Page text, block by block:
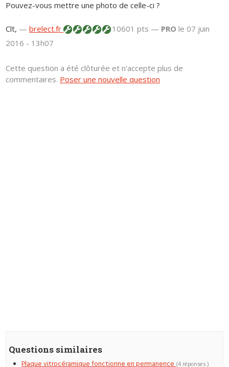
Pouvez-vous mettre une photo de celle-ci ?
Clt, —brelect.fr 10601 pts — PRO le 07 juin
2016 - 13h07
Cette question a été clôturée et n'accepte plus de
commentaires. Poser une nouvelle question
Questions similaires
Plaque vitrocéramique fonctionne en permanence(4 réponses )